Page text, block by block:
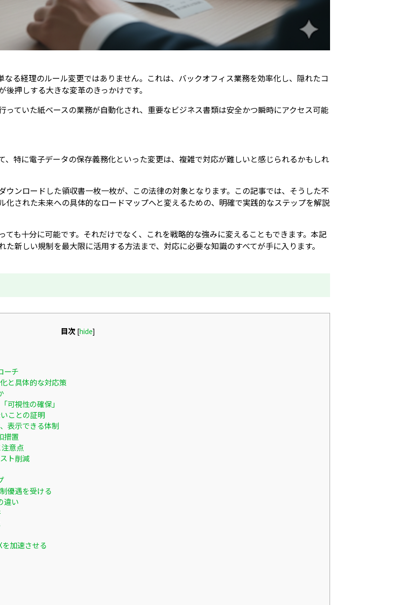
る経理のルール変更ではありません。これは、バックオフィス業務を効率化し、隠れたコ
押しする大きな変革のきっかけです。
っていた紙ベースの業務が自動化され、重要なビジネス書類は安全かつ瞬時にアクセス可能
、特に電子データの保存義務化といった変更は、複雑で対応が難しいと感じられるかもしれ
ウンロードした領収書一枚一枚が、この法律の対象となります。この記事では、そうした不
された未来への具体的なロードマップへと変えるための、明確で実践的なステップを解説
も十分に可能です。それだけでなく、これを戦略的な強みに変えることもできます。本記
新しい規制を最大限に活用する方法まで、対応に必要な知識のすべてが手に入ります。
目次 [hide]
ーチ
と具体的な対応策
可視性の確保」
ことの証明
表示できる体制
措置
意点
ト削減
優遇を受ける
違い
加速させる